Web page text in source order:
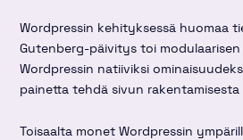
Wordpressin kehityksessä huomaa
Gutenberg-päivitys toi
Wordpressin natiiviksi
painetta tehdä sivun
Toisaalta monet Wordpressin